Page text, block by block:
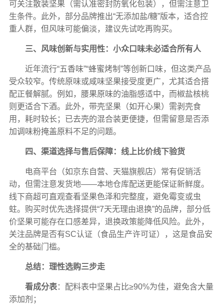
可关注散装坚果（需认准密封防氧化包装），但需注意卫
生条件。此外，部分品牌推出“无添加盐/糖”版本，适合控
重人群，但风味可能偏淡，建议先试吃再购买。
三、风味创新与实用性：小众口味未必适合所有人
近年流行“五香味”“蜂蜜烤制”等创新口味，但这类产品
受众较窄。传统原味或咸味坚果接受度更广，尤其适合搭
配正餐解腻。例如，腰果原味的油脂感适中，而椒盐核桃
则更适合下酒。此外，带壳坚果（如开心果）需剥壳食
用，耗时较长；已去壳的混合装更便捷，但需留意是否添
加调味粉掩盖原料不足的问题。
四、渠道选择与售后保障：线上比价线下验货
电商平台（如京东自营、天猫旗舰店）常有促销活
动，但需注意发货地——本地仓库配送更能保证新鲜度。
线下商超可直观查看坚果色泽和完整度，避免霉变或虫
蛀。购买时优先选择提供“7天无理由退换”的品牌，部分低
价坚果可能存在口感差异，退换政策能降低风险。此外，
关注品牌是否有SC认证（食品生产许可证），这是食品安
全的基础门槛。
总结：理性选购三步走
看成分表：配料表中坚果占比≥90%为佳，避免含大量
添加剂；